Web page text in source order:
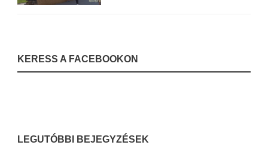
KERESS A FACEBOOKON
LEGUTÓBBI BEJEGYZÉSEK